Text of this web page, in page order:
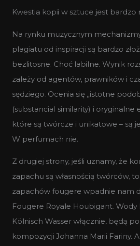
Kwestia kopii w sztuce jest bardzo
Na rynku muzycznym
plagiatu od inspiracji są bardzo
bezlitosne. Choć labilne. Wynik
zależy od agentów, prawników i
sędziego. Ocenia się „istotne
(substancial similarity) i
które są twórcze i unikatowe – są
W perfumach nie.
Z drugiej strony, jeśli uznamy, że
zapachu są własnością twórców,
zapachów fougere wpadnie nam
Fougere Royale Houbigant. Wody
Kölnisch Wasser włącznie, będą
kompozycji Johanna Marii Fariny.